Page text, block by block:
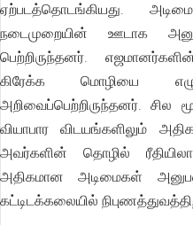
ஏற்படத்தொடங்கியது.
நடைமுறையின் ஊடாக
பெற்றிருந்தனர்.
கிரேக்க மொழியை
அறிவைப்பெற்றிருந்தனர். சில
வியாபார விடயங்களிலும்
அவர்களின் தொழில்
அதிகமான அடிமைகள்
கட்டிடக்கலையில்